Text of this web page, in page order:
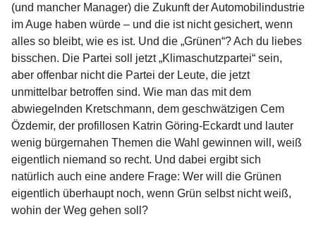
(und mancher Manager) die Zukunft der Automobilindustrie
im Auge haben würde – und die ist nicht gesichert, wenn
alles so bleibt, wie es ist. Und die „Grünen“? Ach du liebes
bisschen. Die Partei soll jetzt „Klimaschutzpartei“ sein,
aber offenbar nicht die Partei der Leute, die jetzt
unmittelbar betroffen sind. Wie man das mit dem
abwiegelnden Kretschmann, dem geschwätzigen Cem
Özdemir, der profillosen Katrin Göring-Eckardt und lauter
wenig bürgernahen Themen die Wahl gewinnen will, weiß
eigentlich niemand so recht. Und dabei ergibt sich
natürlich auch eine andere Frage: Wer will die Grünen
eigentlich überhaupt noch, wenn Grün selbst nicht weiß,
wohin der Weg gehen soll?